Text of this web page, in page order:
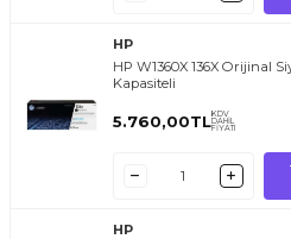
HP
HP W1360X 136X Orijinal
Kapasiteli
5.760,00TLKDV
DAHİL
FİYATI
HP